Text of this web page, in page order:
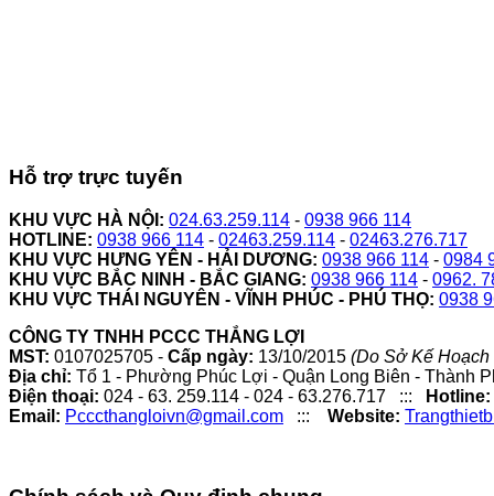
Hỗ trợ trực tuyến
KHU VỰC HÀ NỘI: 024.63.259.114 - 0938 966 114
HOTLINE: 0938 966 114 - 02463.259.114 - 02463.276.717
KHU VỰC HƯNG YÊN - HẢI DƯƠNG: 0938 966 114 - 0984
KHU VỰC BẮC NINH - BẮC GIANG: 0938 966 114 - 0962.
KHU VỰC THÁI NGUYÊN - VĨNH PHÚC - PHÚ THỌ: 0938
CÔNG TY TNHH PCCC THẮNG LỢI
MST: 0107025705 - Cấp ngày: 13/10/2015 (Do Sở Kế
Địa chỉ: Tổ 1 - Phường Phúc Lợi - Quận Long Biên - Thành
Điện thoại: 024 - 63. 259.114 - 024 - 63.276.717 ::: Hotline:
Email: Pcccthangloivn@gmail.com ::: Website: